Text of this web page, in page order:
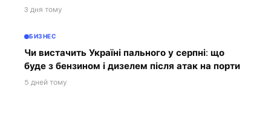
3 дня тому
БИЗНЕС
Чи вистачить Україні пального у серпні: що
буде з бензином і дизелем після атак на порти
5 дней тому